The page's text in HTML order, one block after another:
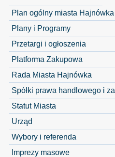
Plan ogólny miasta Hajnówka
Plany i Programy
Przetargi i ogłoszenia
Platforma Zakupowa
Rada Miasta Hajnówka
Spółki prawa handlowego i
Statut Miasta
Urząd
Wybory i referenda
Imprezy masowe